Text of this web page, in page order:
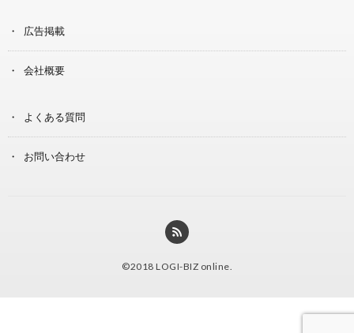
広告掲載
会社概要
よくある質問
お問い合わせ
©2018 LOGI-BIZ online